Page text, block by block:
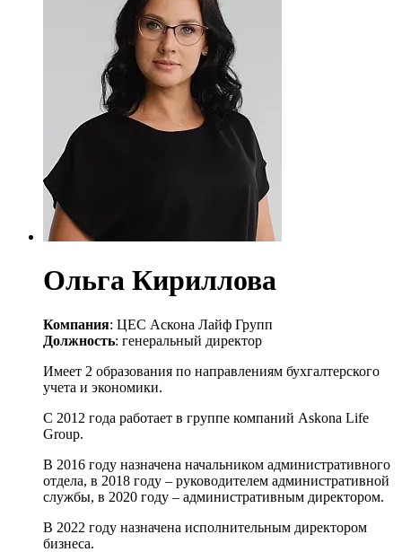
Ольга Кириллова
Компания: ЦЕС Аскона Лайф Групп
Должность: генеральный директор
Имеет 2 образования по направлениям бухгалтерского
учета и экономики.
С 2012 года работает в группе компаний Askona Life
Group.
В 2016 году назначена начальником административного
отдела, в 2018 году – руководителем административной
службы, в 2020 году – административным директором.
В 2022 году назначена исполнительным директором
бизнеса.